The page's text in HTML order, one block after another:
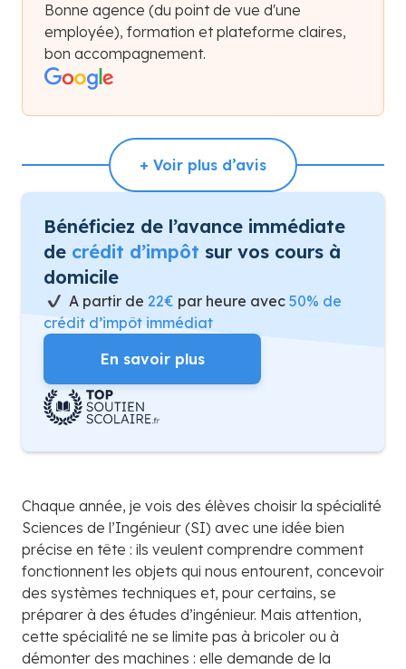
Bonne agence (du point de vue d'une
employée), formation et plateforme claires,
bon accompagnement.
+ Voir plus d’avis
Bénéficiez de l’avance immédiate
de crédit d’impôt sur vos cours à
domicile
A partir de 22€ par heure avec 50% de
crédit d’impôt immédiat
En savoir plus
Chaque année, je vois des élèves choisir la spécialité
Sciences de l’Ingénieur (SI) avec une idée bien
précise en tête : ils veulent comprendre comment
fonctionnent les objets qui nous entourent, concevoir
des systèmes techniques et, pour certains, se
préparer à des études d’ingénieur. Mais attention,
cette spécialité ne se limite pas à bricoler ou à
démonter des machines : elle demande de la